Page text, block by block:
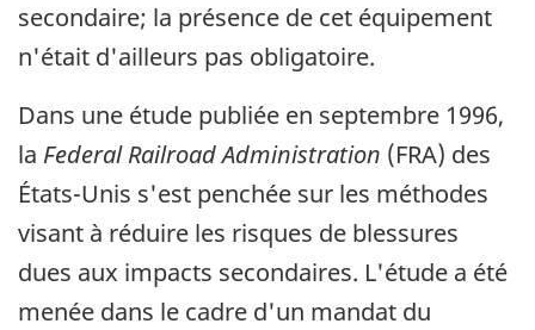
secondaire; la présence de cet équipement
n'était d'ailleurs pas obligatoire.
Dans une étude publiée en septembre 1996,
la Federal Railroad Administration (FRA) des
États-Unis s'est penchée sur les méthodes
visant à réduire les risques de blessures
dues aux impacts secondaires. L'étude a été
menée dans le cadre d'un mandat du